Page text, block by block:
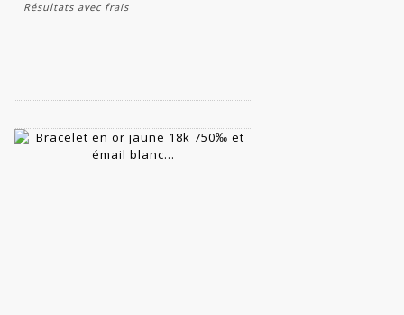
Résultats avec frais